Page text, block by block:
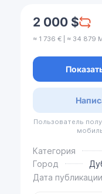
2 000 $
≈ 1 736 € | ≈ 34 879
Пользователь
Категория
Город
Дата публикации